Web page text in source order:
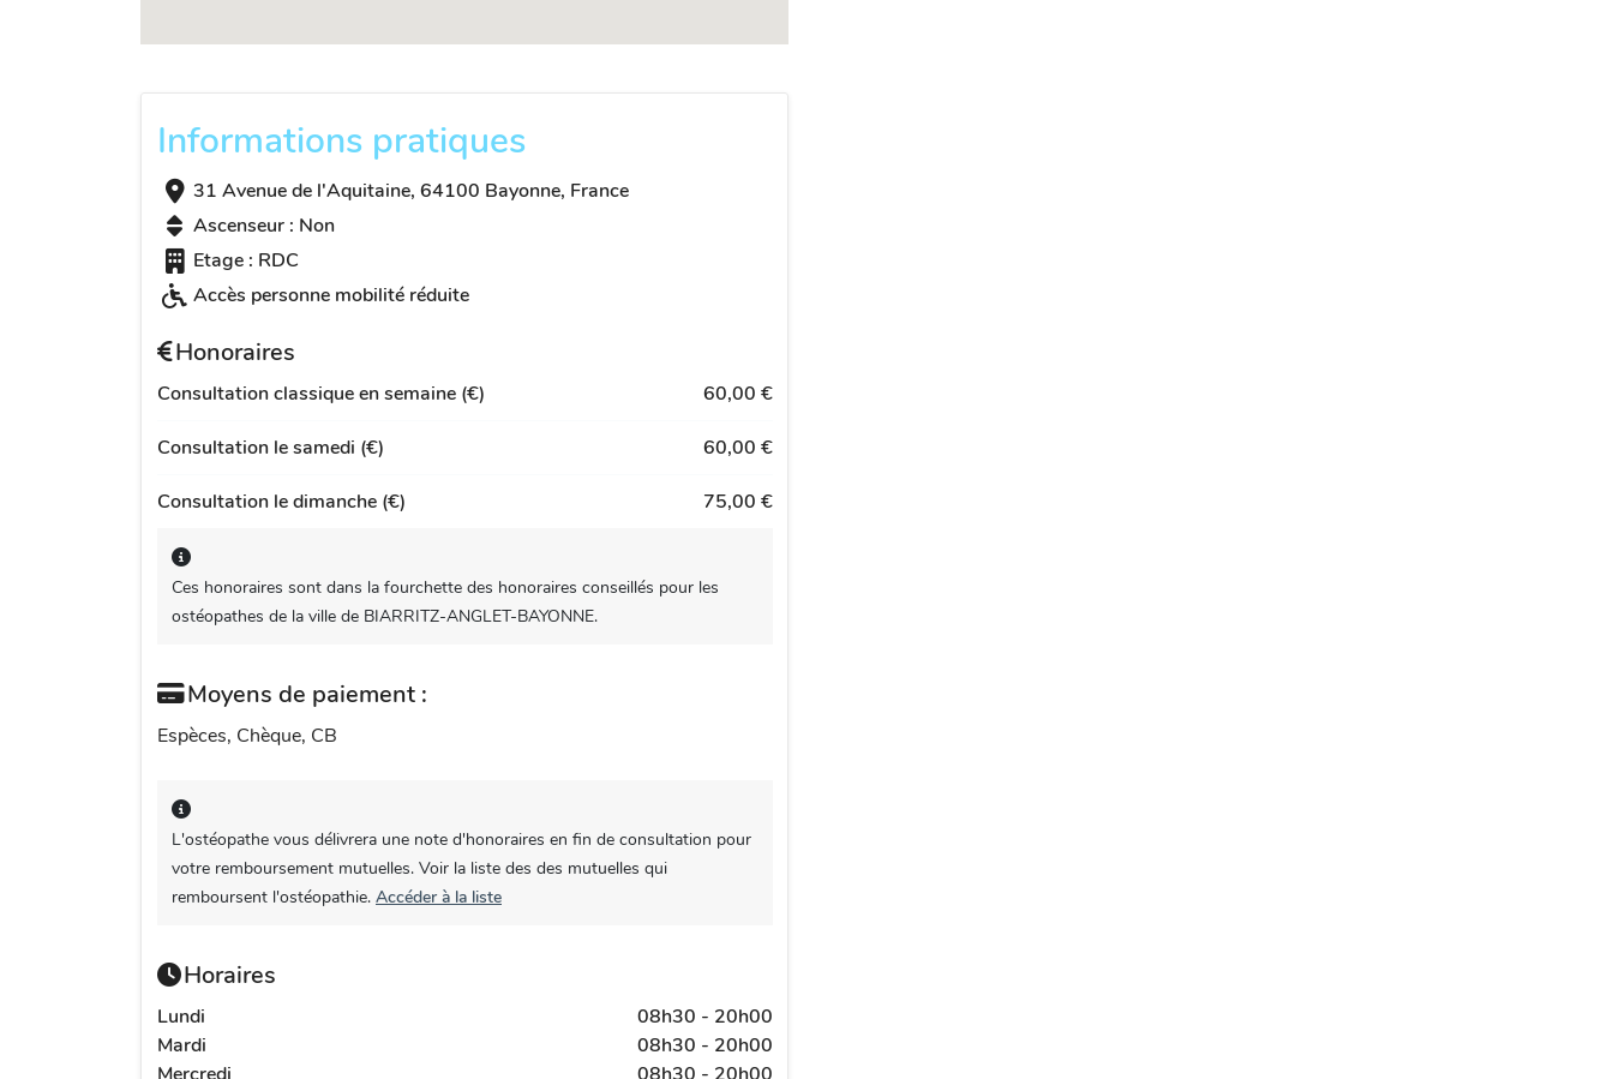
Informations pratiques
31 Avenue de l'Aquitaine, 64100 Bayonne, France
Ascenseur : Non
Etage : RDC
Accès personne mobilité réduite
Honoraires
Consultation classique en semaine (€) 60,00 €
Consultation le samedi (€) 60,00 €
Consultation le dimanche (€) 75,00 €
Ces honoraires sont dans la fourchette des honoraires conseillés pour les
ostéopathes de la ville de BIARRITZ-ANGLET-BAYONNE.
Moyens de paiement :
Espèces, Chèque, CB
L'ostéopathe vous délivrera une note d'honoraires en fin de consultation pour
votre remboursement mutuelles. Voir la liste des des mutuelles qui
remboursent l'ostéopathie. Accéder à la liste
Horaires
Lundi
08h30 - 20h00
Mardi
08h30 - 20h00